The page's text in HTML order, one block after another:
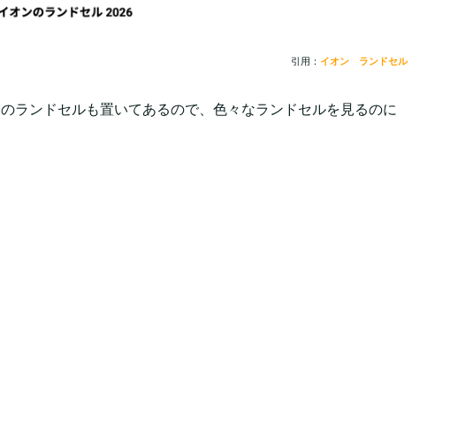
引用：イオン ランドセル
ランドセルも置いてあるので、色々なランドセルを見るのに